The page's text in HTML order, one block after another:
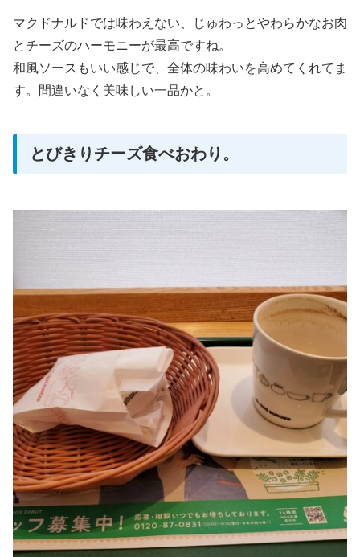
マクドナルドでは味わえない、じゅわっとやわらかなお肉
とチーズのハーモニーが最高ですね。
和風ソースもいい感じで、全体の味わいを高めてくれてま
す。間違いなく美味しい一品かと。
とびきりチーズ食べおわり。